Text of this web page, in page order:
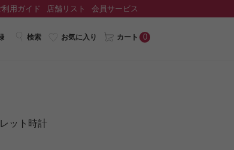
利用ガイド 店舗リスト 会員サービス
検索 お気に入り カート 0
ット時計